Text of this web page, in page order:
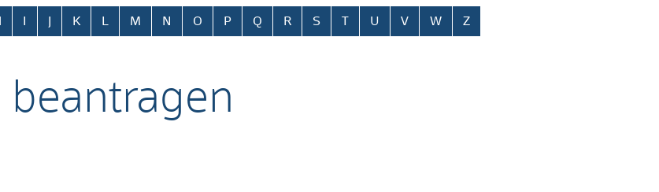
K M N O P Q R S T U V W Z
beantragen